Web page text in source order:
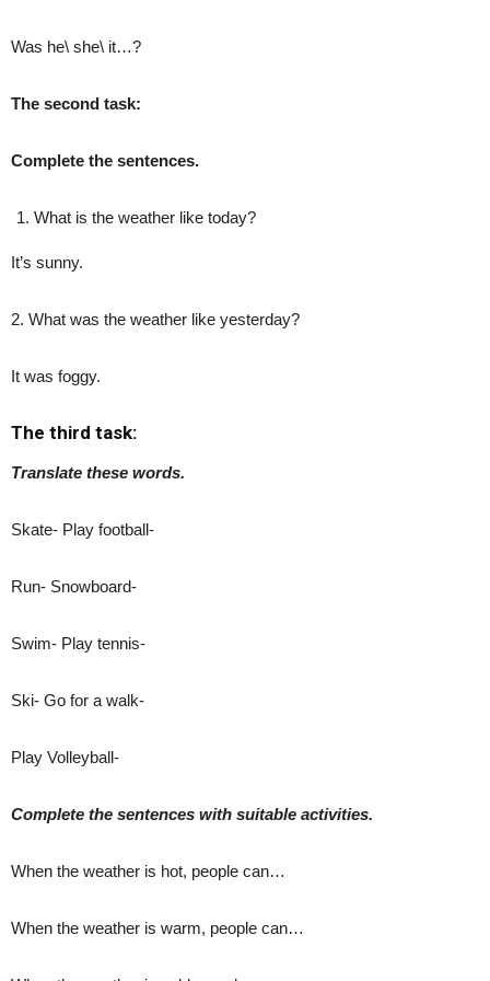
Was he\ she\ it…?
The second task:
Complete the sentences.
What is the weather like today?
It’s sunny.
2. What was the weather like yesterday?
It was foggy.
The third task:
Translate these words.
Skate- Play football-
Run- Snowboard-
Swim- Play tennis-
Ski- Go for a walk-
Play Volleyball-
Complete the sentences with suitable activities.
Whеn the weather is hot, people can…
When the weather is warm, people can…